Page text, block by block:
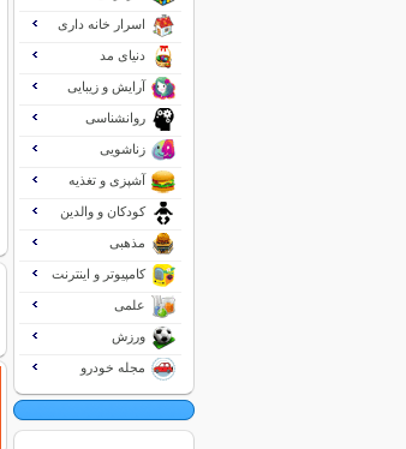
اسرار خانه داری
دنیای مد
آرایش و زیبایی
روانشناسی
زناشویی
آشپزی و تغذیه
کودکان و والدین
مذهبی
کامپیوتر و اینترنت
علمی
ورزش
مجله خودرو